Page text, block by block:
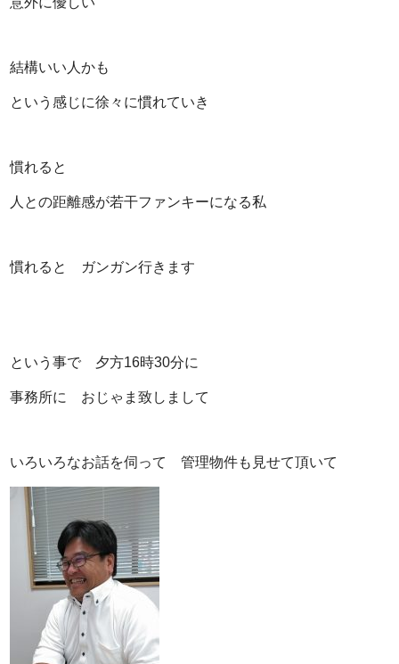
結構いい人かも
という感じに徐々に慣れていき
慣れると
人との距離感が若干ファンキーになる私
慣れると ガンガン行きます
という事で 夕方16時30分に
事務所に おじゃま致しまして
いろいろなお話を伺って 管理物件も見せて頂いて